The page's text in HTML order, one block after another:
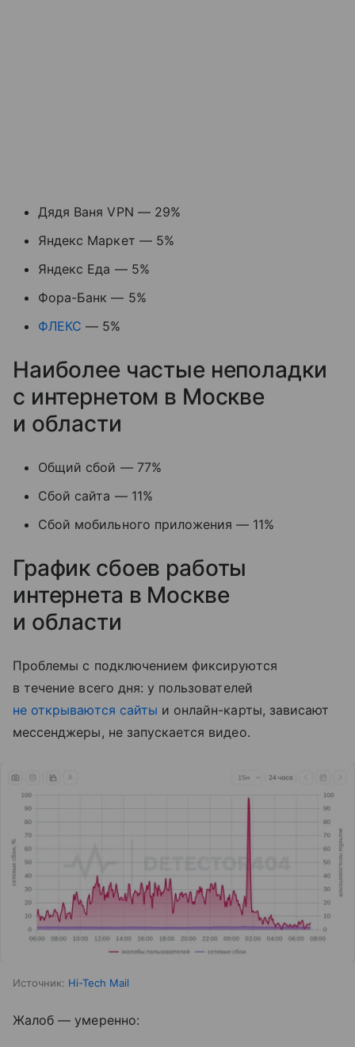
Дядя Ваня VPN — 29%
Яндекс Маркет — 5%
Яндекс Еда — 5%
Фора-Банк — 5%
ФЛЕКС — 5%
Наиболее частые неполадки
с интернетом в Москве
и области
Общий сбой — 77%
Сбой сайта — 11%
Сбой мобильного приложения — 11%
График сбоев работы
интернета в Москве
и области
Проблемы с подключением фиксируются
в течение всего дня: у пользователей
не открываются сайты и онлайн-карты, зависают
мессенджеры, не запускается видео.
Источник: Hi-Tech Mail
Жалоб — умеренно: